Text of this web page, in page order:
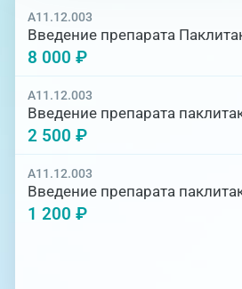
A11.12.003
Введение препарата
8 000 ₽
A11.12.003
Введение препарата
2 500 ₽
A11.12.003
Введение препарата
1 200 ₽